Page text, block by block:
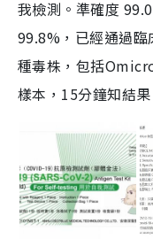
我檢測。準確度
99.8%，已經通過
種毒株，包括
樣本，15分鐘知結果